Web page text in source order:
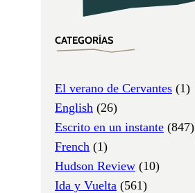
CATEGORÍAS
El verano de Cervantes (1)
English (26)
Escrito en un instante (847)
French (1)
Hudson Review (10)
Ida y Vuelta (561)